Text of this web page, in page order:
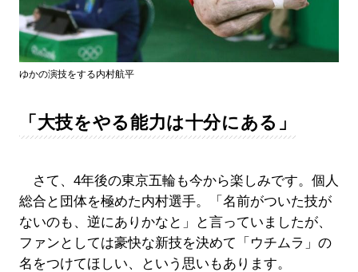
ゆかの演技をする内村航平
「大技をやる能力は十分にある」
さて、4年後の東京五輪も今から楽しみです。個人
総合と団体を極めた内村選手。「名前がついた技が
ないのも、逆にありかなと」と言っていましたが、
ファンとしては豪快な新技を決めて「ウチムラ」の
名をつけてほしい、という思いもあります。